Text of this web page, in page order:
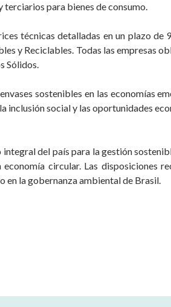
para bienes de consumo.
técnicas detalladas en un plazo de
y Reciclables. Todas las empresas
Sólidos.
sostenibles en las economías
inclusión social y las oportunidades
del país para la gestión
circular. Las disposiciones
en la gobernanza ambiental de Brasil.